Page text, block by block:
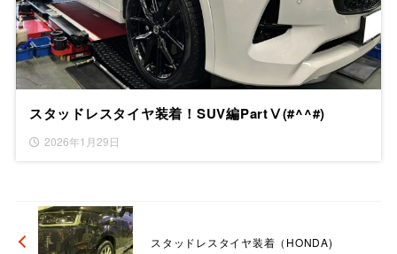
スタッドレスタイヤ装着！SUV編PartⅤ(#^^#)
2026年1月29日
スタッドレスタイヤ装着（HONDA)